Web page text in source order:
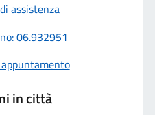
assistenza
06.932951
in città